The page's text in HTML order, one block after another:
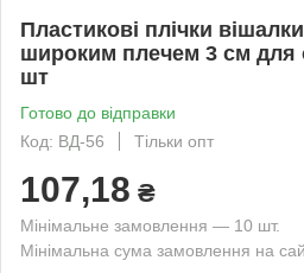
Пластикові плічки
широким плечем 3 см для
шт
Готово до відправки
Код: ВД-56
Тільки опт
107,18 ₴
Мінімальне замовлення — 10 шт.
Мінімальна сума замовлення на